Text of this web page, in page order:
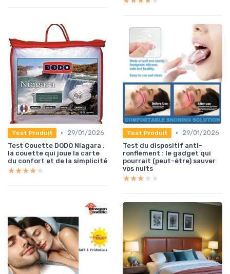
Test Produit •
29/01/2026
Test Couette DODO Niagara :
la couette qui joue la carte
du confort et de la simplicité
★★★★★
★★★★★
Test Produit •
29/01/2026
Test du dispositif anti-
ronflement : le gadget qui
pourrait (peut-être) sauver
vos nuits
★★★★★
★★★★★